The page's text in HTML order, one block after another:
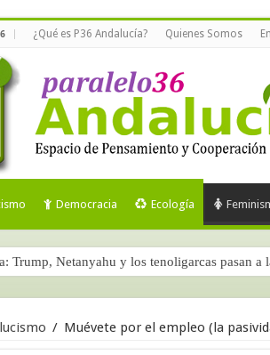
¿Qué es P36 Andalucía? Quienes Somos
Democracia Ecología
Trump, Netanyahu y los tenoligarcas pasan a
/ Muévete por el empleo (la